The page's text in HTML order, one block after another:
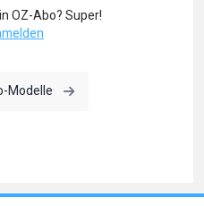
OZ-Abo? Super!
Modelle